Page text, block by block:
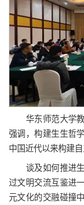
华东师范大学
强调，构建生生哲
中国近代以来构建
谈及如何推进
过文明交流互鉴进
元文化的交融碰撞